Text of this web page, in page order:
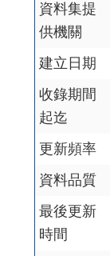
資料集提
供機關
建立日期
收錄期間
起迄
更新頻率
資料品質
最後更新
時間